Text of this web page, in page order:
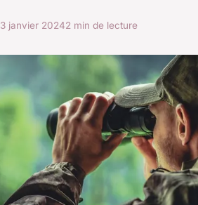
3 janvier 20242 min de lecture